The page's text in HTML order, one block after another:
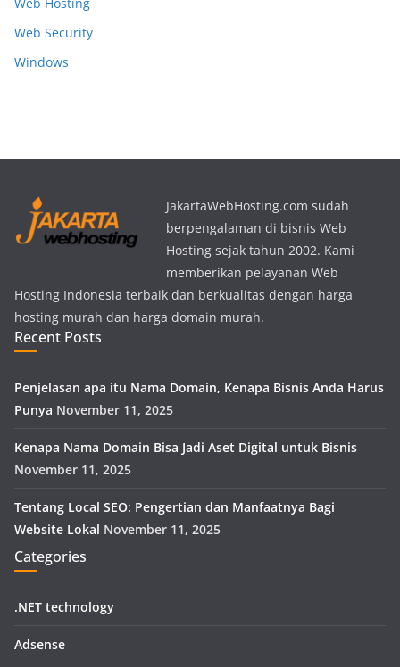
Web Security
Windows
JakartaWebHosting.com sudah
berpengalaman di bisnis Web
Hosting sejak tahun 2002. Kami
memberikan pelayanan Web
Hosting Indonesia terbaik dan berkualitas dengan harga
hosting murah dan harga domain murah.
Recent Posts
Penjelasan apa itu Nama Domain, Kenapa Bisnis Anda Harus
Punya November 11, 2025
Kenapa Nama Domain Bisa Jadi Aset Digital untuk Bisnis
November 11, 2025
Tentang Local SEO: Pengertian dan Manfaatnya Bagi
Website Lokal November 11, 2025
Categories
.NET technology
Adsense